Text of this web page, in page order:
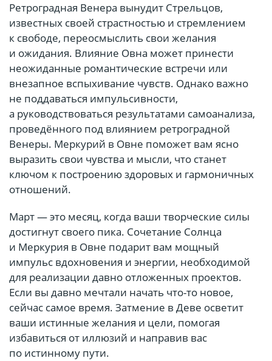
Ретроградная Венера вынудит Стрельцов,
известных своей страстностью и стремлением
к свободе, переосмыслить свои желания
и ожидания. Влияние Овна может принести
неожиданные романтические встречи или
внезапное вспыхивание чувств. Однако важно
не поддаваться импульсивности,
а руководствоваться результатами самоанализа,
проведённого под влиянием ретроградной
Венеры. Меркурий в Овне поможет вам ясно
выразить свои чувства и мысли, что станет
ключом к построению здоровых и гармоничных
отношений.
Март — это месяц, когда ваши творческие силы
достигнут своего пика. Сочетание Солнца
и Меркурия в Овне подарит вам мощный
импульс вдохновения и энергии, необходимой
для реализации давно отложенных проектов.
Если вы давно мечтали начать что-то новое,
сейчас самое время. Затмение в Деве осветит
ваши истинные желания и цели, помогая
избавиться от иллюзий и направив вас
по истинному пути.